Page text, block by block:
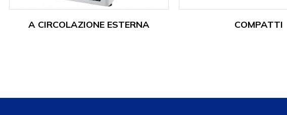
A CIRCOLAZIONE ESTERNA COMPATTI